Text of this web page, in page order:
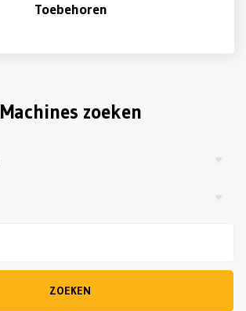
Toebehoren
Machines zoeken
ZOEKEN